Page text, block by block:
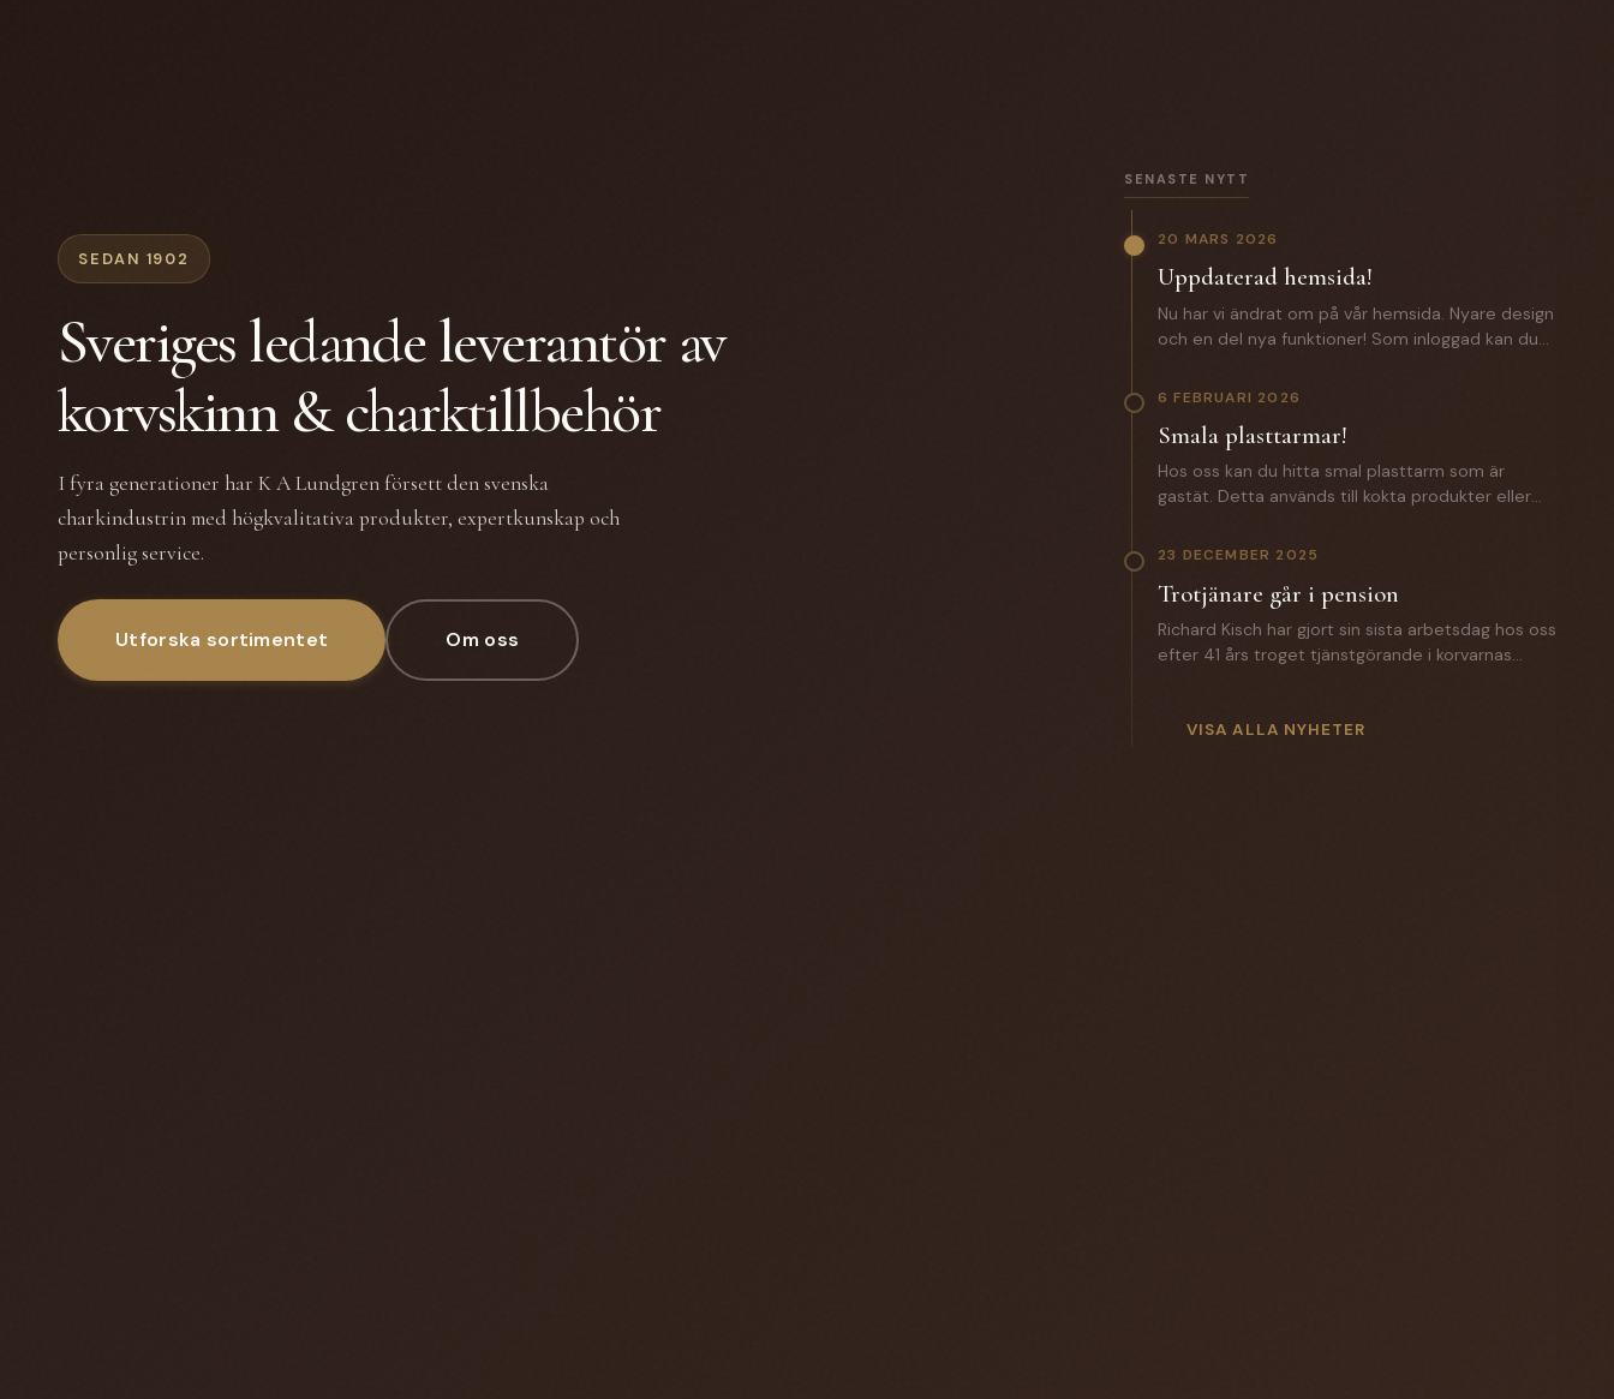
SEDAN 1902
Sveriges ledande leverantör av
korvskinn & charktillbehör
I fyra generationer har K A Lundgren försett den svenska
charkindustrin med högkvalitativa produkter, expertkunskap och
personlig service.
Utforska sortimentet Om oss
SENASTE NYTT
20 MARS 2026
Uppdaterad hemsida!
Nu har vi ändrat om på vår hemsida. Nyare design
och en del nya funktioner! Som inloggad kan du
komma åt: - Certifikat och specifikationer. -
En zip fil med samtliga certifikat och
produktspecifikationer. Saknar du
inloggningsuppgifter? Hör av dig till oss!
6 FEBRUARI 2026
Smala plasttarmar!
Hos oss kan du hitta smal plasttarm som är
gastät. Detta används till kokta produkter eller
lättnad på slutprodukten. Till ett vegosortiment
oss för mer information.
23 DECEMBER 2025
Trotjänare går i pension
Richard Kisch har gjort sin sista arbetsdag hos oss
efter 41 års troget tjänstgörande i korvarnas
torsdags gick Anette Hellman i pension efter 12 år
VISA ALLA NYHETER